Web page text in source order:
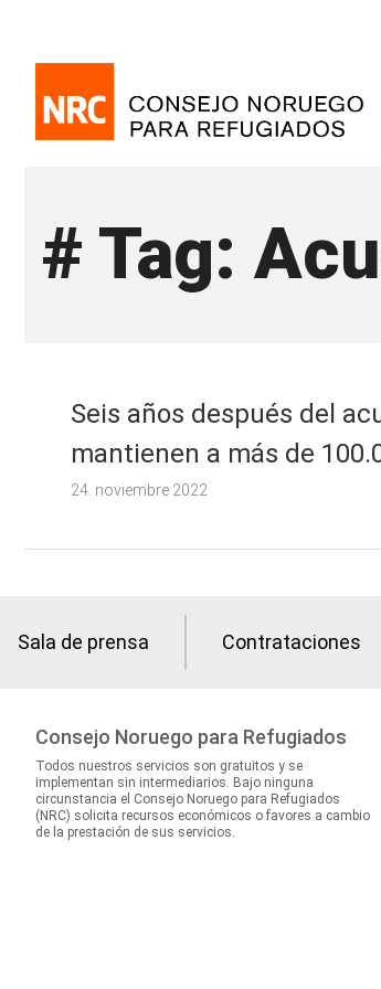
# Tag:
Seis años después del
mantienen a más de
24. noviembre 2022
Sala de prensa Contrataciones
Consejo Noruego para Refugiados
Todos nuestros servicios son gratuitos y se
implementan sin intermediarios. Bajo ninguna
circunstancia el Consejo Noruego para Refugiados
(NRC) solicita recursos económicos o favores a cambio
de la prestación de sus servicios.